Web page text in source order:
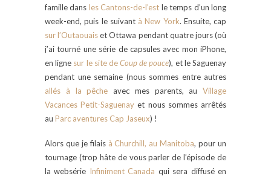
famille dans les Cantons-de-l’est le temps d’un long
week-end, puis le suivant à New York. Ensuite, cap
sur l’Outaouaiset Ottawa pendant quatre jours (où
j’ai tourné une série de capsules avec mon iPhone,
en ligne sur le site deCoup de pouce), et le Saguenay
pendant une semaine (nous sommes entre autres
allés à la pêche avec mes parents, au Village
Vacances Petit-Saguenay et nous sommes arrêtés
au Parc aventures Cap Jaseux) !
Alors que je filais à Churchill, au Manitoba, pour un
tournage (trop hâte de vous parler de l’épisode de
la websérie Infiniment Canada qui sera diffusé en